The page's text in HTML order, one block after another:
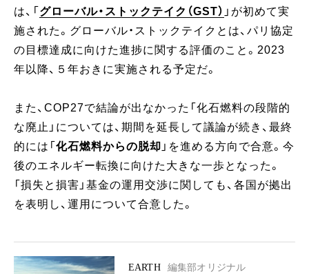
は、「 グローバル・ストックテイク（GST） 」が初めて実
施された。グローバル・ストックテイクとは、パリ協定
の目標達成に向けた進捗に関する評価のこと。2023
年以降、５年おきに実施される予定だ。
また、COP27で結論が出なかった「化石燃料の段階的
な廃止」については、期間を延長して議論が続き、最終
的には「 化石燃料からの脱却 」を進める方向で合意。今
後のエネルギー転換に向けた大きな一歩となった。
「損失と損害」基金の運用交渉に関しても、各国が拠出
を表明し、運用について合意した。
EARTH
編集部オリジナル